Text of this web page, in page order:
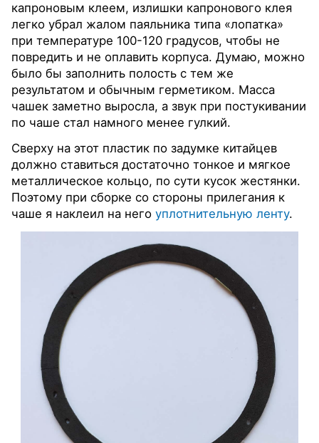
капроновым клеем, излишки капронового клея
легко убрал жалом паяльника типа «лопатка»
при температуре 100-120 градусов, чтобы не
повредить и не оплавить корпуса. Думаю, можно
было бы заполнить полость с тем же
результатом и обычным герметиком. Масса
чашек заметно выросла, а звук при постукивании
по чаше стал намного менее гулкий.
Сверху на этот пластик по задумке китайцев
должно ставиться достаточно тонкое и мягкое
металлическое кольцо, по сути кусок жестянки.
Поэтому при сборке со стороны прилегания к
чаше я наклеил на него уплотнительную ленту.